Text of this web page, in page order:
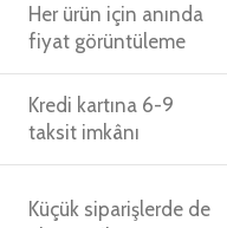
Her ürün için anında
fiyat görüntüleme
Kredi kartına 6-9
taksit imkânı
Küçük siparişlerde de